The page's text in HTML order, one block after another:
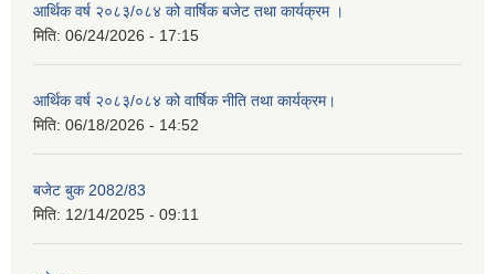
आर्थिक वर्ष २०८३/०८४ को वार्षिक बजेट तथा कार्यक्रम ।
मिति: 06/24/2026 - 17:15
आर्थिक वर्ष २०८३/०८४ को वार्षिक नीति तथा कार्यक्रम।
मिति: 06/18/2026 - 14:52
बजेट बुक 2082/83
मिति: 12/14/2025 - 09:11